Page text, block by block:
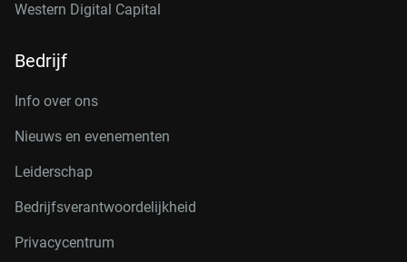
Western Digital Capital
Bedrijf
Info over ons
Nieuws en evenementen
Leiderschap
Bedrijfsverantwoordelijkheid
Privacycentrum